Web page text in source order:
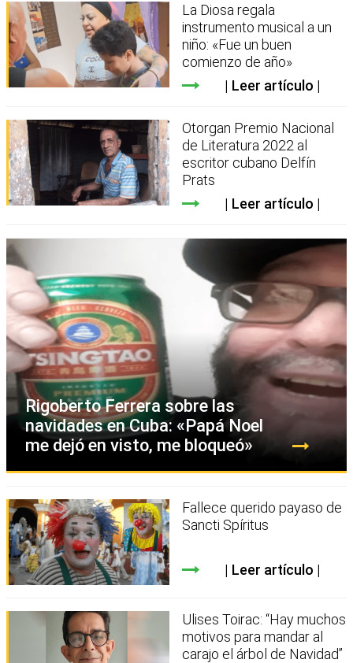
La Diosa regala
instrumento musical a un
niño: «Fue un buen
comienzo de año»
Leer artículo
Otorgan Premio Nacional
de Literatura 2022 al
escritor cubano Delfín
Prats
Leer artículo
Rigoberto Ferrera sobre las
navidades en Cuba: «Papá Noel
me dejó en visto, me bloqueó»
Fallece querido payaso de
Sancti Spíritus
Leer artículo
Ulises Toirac: “Hay muchos
motivos para mandar al
carajo el árbol de Navidad”